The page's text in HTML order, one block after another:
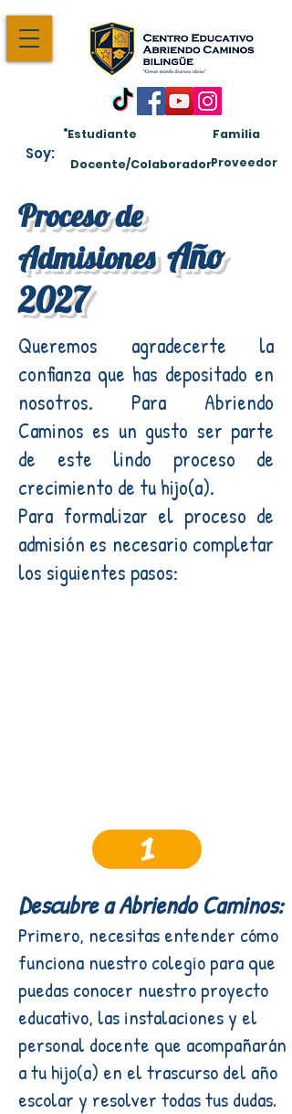
Estudiante
Docente/Colaborador
Familia
Proveedor
Soy:
Proceso de
AdmisionesAño
2027
Queremos agradecerte la
confianza que has depositado en
nosotros. Para Abriendo
Caminos es un gusto ser parte
de este lindo proceso de
crecimiento de tu hijo(a).
Para formalizar el proceso de
admisión es necesario completar
los siguientes pasos:
1
Descubre a Abriendo Caminos:
Primero, necesitas entender cómo
funciona nuestro colegio para que
puedas conocer nuestro proyecto
educativo, las instalaciones y el
personal docente que acompañarán
a tu hijo(a) en el trascurso del año
escolar y resolver todas tus dudas.